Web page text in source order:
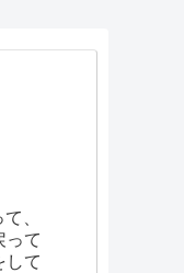
、
って
して